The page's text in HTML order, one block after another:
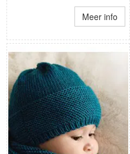
Meer info